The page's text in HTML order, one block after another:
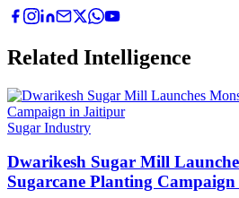
Related Intelligence
Sugar Industry
Dwarikesh Sugar Mill
Sugarcane Planting